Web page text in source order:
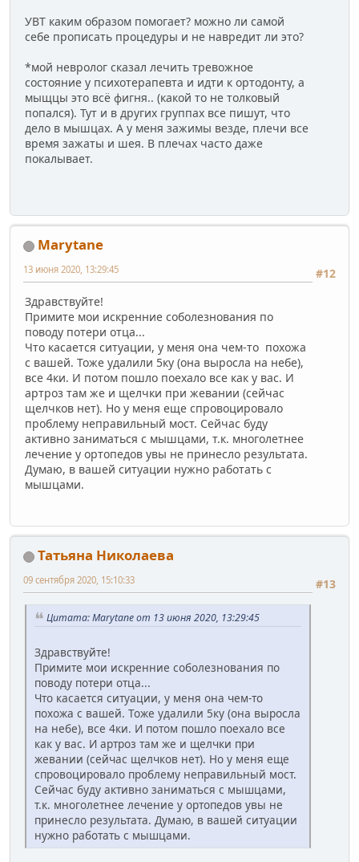
УВТ каким образом помогает? можно ли самой
себе прописать процедуры и не навредит ли это?
*мой невролог сказал лечить тревожное
состояние у психотерапевта и идти к ортодонту, а
мыщцы это всё фигня.. (какой то не толковый
попался). Тут и в других группах все пишут, что
дело в мышцах. А у меня зажимы везде, плечи все
время зажаты и шея. В плечах часто даже
покалывает.
Marytane
#12
13 июня 2020, 13:29:45
Здравствуйте!
Примите мои искренние соболезнования по
поводу потери отца...
Что касается ситуации, у меня она чем-то похожа
с вашей. Тоже удалили 5ку (она выросла на небе),
все 4ки. И потом пошло поехало все как у вас. И
артроз там же и щелчки при жевании (сейчас
щелчков нет). Но у меня еще спровоцировало
проблему неправильный мост. Сейчас буду
активно заниматься с мышцами, т.к. многолетнее
лечение у ортопедов увы не принесло результата.
Думаю, в вашей ситуации нужно работать с
мышцами.
Татьяна Николаева
#13
09 сентября 2020, 15:10:33
Цитата: Marytane от 13 июня 2020, 13:29:45
Здравствуйте!
Примите мои искренние соболезнования по
поводу потери отца...
Что касается ситуации, у меня она чем-то
похожа с вашей. Тоже удалили 5ку (она выросла
на небе), все 4ки. И потом пошло поехало все
как у вас. И артроз там же и щелчки при
жевании (сейчас щелчков нет). Но у меня еще
спровоцировало проблему неправильный мост.
Сейчас буду активно заниматься с мышцами,
т.к. многолетнее лечение у ортопедов увы не
принесло результата. Думаю, в вашей ситуации
нужно работать с мышцами.